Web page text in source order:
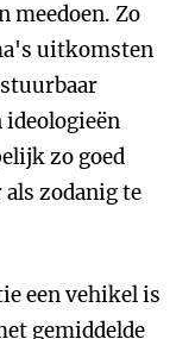
meedoen. Zo
uitkomsten
ideologieën
zo goed
zodanig te
een vehikel is
gemiddelde